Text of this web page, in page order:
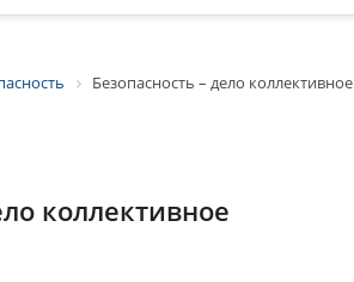
Безопасность – дело коллективное
коллективное